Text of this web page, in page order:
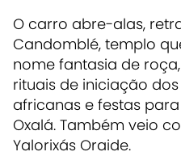
O carro abre-alas,
Candomblé, templo
nome fantasia de
rituais de iniciação
africanas e festas
Oxalá. Também veio
Yalorixás Oraide.